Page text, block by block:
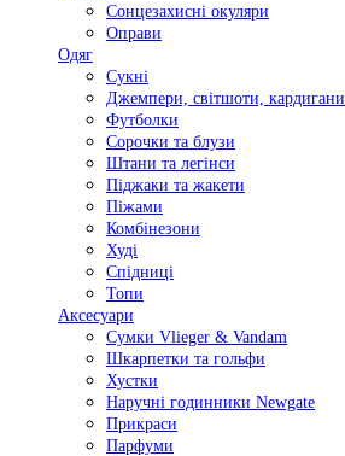
Сонцезахисні окуляри
Оправи
Одяг
Сукні
Джемпери, світшоти, кардигани
Футболки
Сорочки та блузи
Штани та легінси
Піджаки та жакети
Піжами
Комбінезони
Худі
Спідниці
Топи
Аксесуари
Сумки Vlieger & Vandam
Шкарпетки та гольфи
Хустки
Наручні годинники Newgate
Прикраси
Парфуми